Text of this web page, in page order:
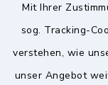
Mit Ihrer
sog. Tracking-
verstehen, wie
unser Angebot